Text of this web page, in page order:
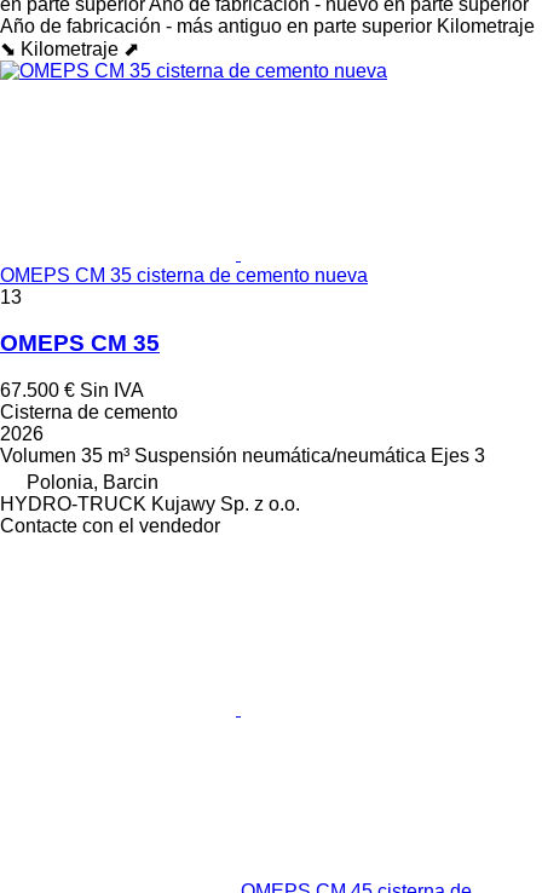
Año de fabricación - más antiguo en parte superior Kilometraje
⬊ Kilometraje ⬈
OMEPS CM 35 cisterna de cemento nueva
13
OMEPS CM 35
67.500 € Sin IVA
Cisterna de cemento
2026
Volumen 35 m³ Suspensión neumática/neumática Ejes 3
Polonia, Barcin
HYDRO-TRUCK Kujawy Sp. z o.o.
Contacte con el vendedor